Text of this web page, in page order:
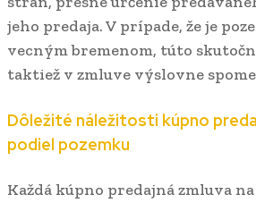
jeho predaja. V prípade, že je
vecným bremenom, túto
taktiež v zmluve výslovne
Dôležité náležitosti kúpno
podiel pozemku
Každá kúpno predajná zmluva